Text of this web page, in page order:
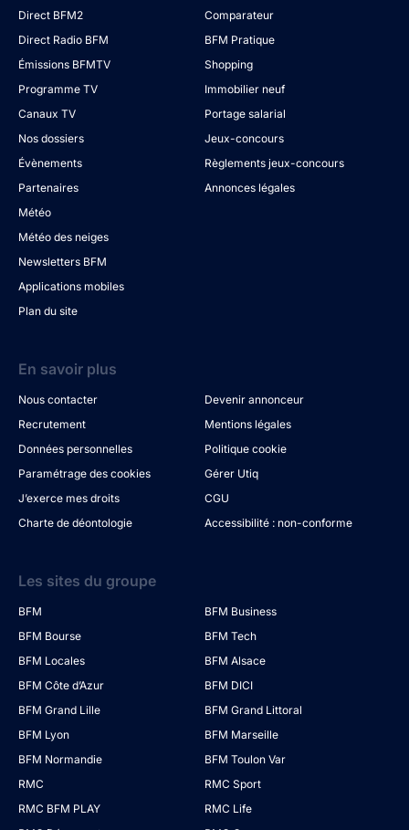
Direct BFM2
Direct Radio BFM
Émissions BFMTV
Programme TV
Canaux TV
Nos dossiers
Évènements
Partenaires
Météo
Météo des neiges
Newsletters BFM
Applications mobiles
Plan du site
Comparateur
BFM Pratique
Shopping
Immobilier neuf
Portage salarial
Jeux-concours
Règlements jeux-concours
Annonces légales
En savoir plus
Nous contacter
Devenir annonceur
Recrutement
Mentions légales
Données personnelles
Politique cookie
Paramétrage des cookies
Gérer Utiq
J’exerce mes droits
CGU
Charte de déontologie
Accessibilité : non-conforme
Les sites du groupe
BFM
BFM Business
BFM Bourse
BFM Tech
BFM Locales
BFM Alsace
BFM Côte d’Azur
BFM DICI
BFM Grand Lille
BFM Grand Littoral
BFM Lyon
BFM Marseille
BFM Normandie
BFM Toulon Var
RMC
RMC Sport
RMC BFM PLAY
RMC Life